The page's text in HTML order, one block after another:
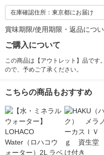
在庫確認住所：東京都にお届け
賞味期限/使用期限・返品につ
ご購入について
この商品は【アウトレット】品です
ので、予めご了承ください。
こちらの商品もおすすめ